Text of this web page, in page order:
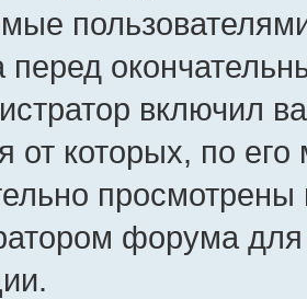
перед
включил
от которых, по
форума